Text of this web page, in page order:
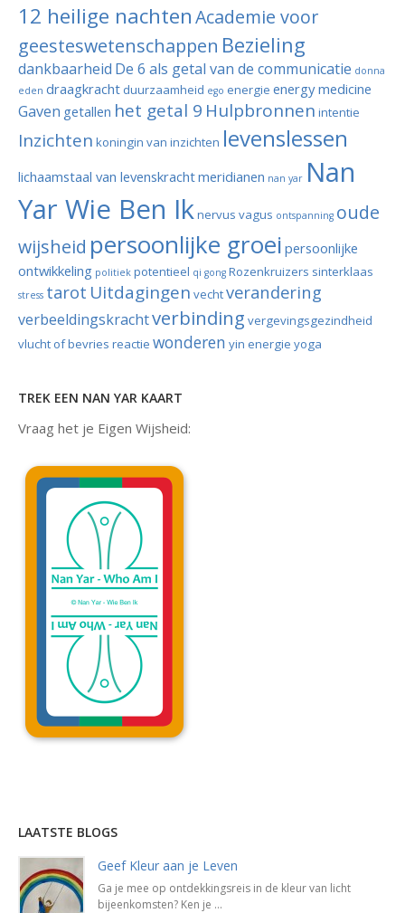
12 heilige nachtenAcademie voor
geesteswetenschappen Bezieling
dankbaarheid De 6 als getal van de communicatie donna
eden draagkracht duurzaamheid ego energie energy medicine
Gaven getallen het getal 9 Hulpbronnen intentie
Inzichten koningin van inzichten levenslessen
lichaamstaal van levenskrachtmeridianen nan yar Nan
Yar Wie Ben Iknervus vagus ontspanning oude
wijsheid persoonlijke groei persoonlijke
ontwikkeling politiek potentieel qi gong Rozenkruizers sinterklaas
stress tarot Uitdagingen vechtverandering
verbeeldingskrachtverbinding vergevingsgezindheid
vlucht of bevries reactie wonderen yin energie yoga
TREK EEN NAN YAR KAART
Vraag het je Eigen Wijsheid:
LAATSTE BLOGS
Geef Kleur aan je Leven
Ga je mee op ontdekkingsreis in de kleur van licht
bijeenkomsten? Ken je ...